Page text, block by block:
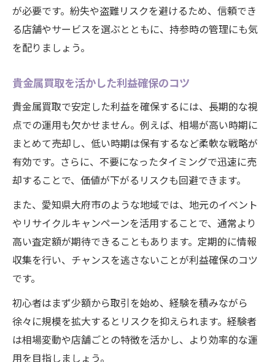
が必要です。紛失や盗難リスクを避けるため、信頼でき
る店舗やサービスを選ぶとともに、持参時の管理にも気
を配りましょう。
貴金属買取を活かした利益確保のコツ
貴金属買取で安定した利益を確保するには、長期的な視
点での運用も欠かせません。例えば、相場が高い時期に
まとめて売却し、低い時期は保有するなど柔軟な戦略が
有効です。さらに、不要になったタイミングで迅速に売
却することで、価値が下がるリスクも回避できます。
また、愛知県大府市のような地域では、地元のイベント
やリサイクルキャンペーンを活用することで、通常より
高い査定額が期待できることもあります。定期的に情報
収集を行い、チャンスを逃さないことが利益確保のコツ
です。
初心者はまず少額から取引を始め、経験を積みながら
徐々に規模を拡大するとリスクを抑えられます。経験者
は相場変動や店舗ごとの特徴を活かし、より効率的な運
用を目指しましょう。